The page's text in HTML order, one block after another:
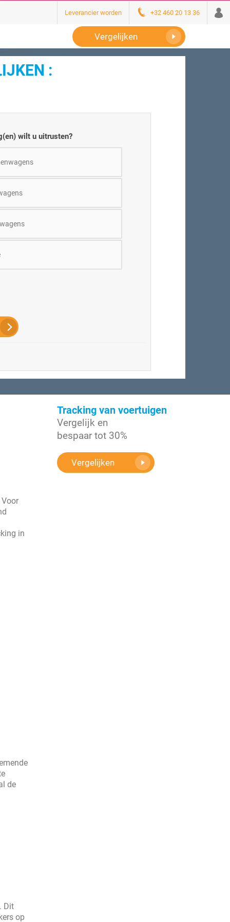
Leverancier worden +32 460 20 13 36
Vergelijken
:
wilt u uitrusten?
Voor
in
de
Dit
op
Tracking van voertuigen
Vergelijk en
bespaar tot 30%
Vergelijken